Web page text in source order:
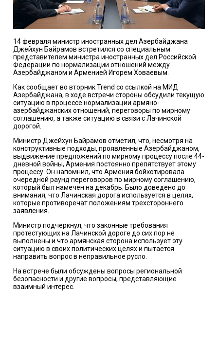
14 февраля министр иностранных дел Азербайджана
Джейхун Байрамов встретился со специальным
представителем министра иностранных дел Российской
Федерации по нормализации отношений между
Азербайджаном и Арменией Игорем Ховаевым.
Как сообщает во вторник Trend со ссылкой на МИД
Азербайджана, в ходе встречи стороны обсудили текущую
ситуацию в процессе нормализации армяно-
азербайджанских отношений, переговоры по мирному
соглашению, а также ситуацию в связи с Лачинской
дорогой.
Министр Джейхун Байрамов отметил, что, несмотря на
конструктивные подходы, проявленные Азербайджаном,
выдвижение предложений по мирному процессу после 44-
дневной войны, Армения постоянно препятствует этому
процессу. Он напомнил, что Армения бойкотировала
очередной раунд переговоров по мирному соглашению,
который был намечен на декабрь. Было доведено до
внимания, что Лачинская дорога используется в целях,
которые противоречат положениям трехстороннего
заявления.
Министр подчеркнул, что законные требования
протестующих на Лачинской дороге до сих пор не
выполнены и что армянская сторона использует эту
ситуацию в своих политических целях и пытается
направить вопрос в неправильное русло.
На встрече были обсуждены вопросы региональной
безопасности и другие вопросы, представляющие
взаимный интерес.